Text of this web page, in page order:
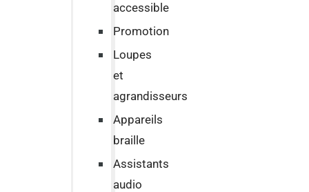
accessible
Promotion
Loupes
et
agrandisseurs
Appareils
braille
Assistants
audio